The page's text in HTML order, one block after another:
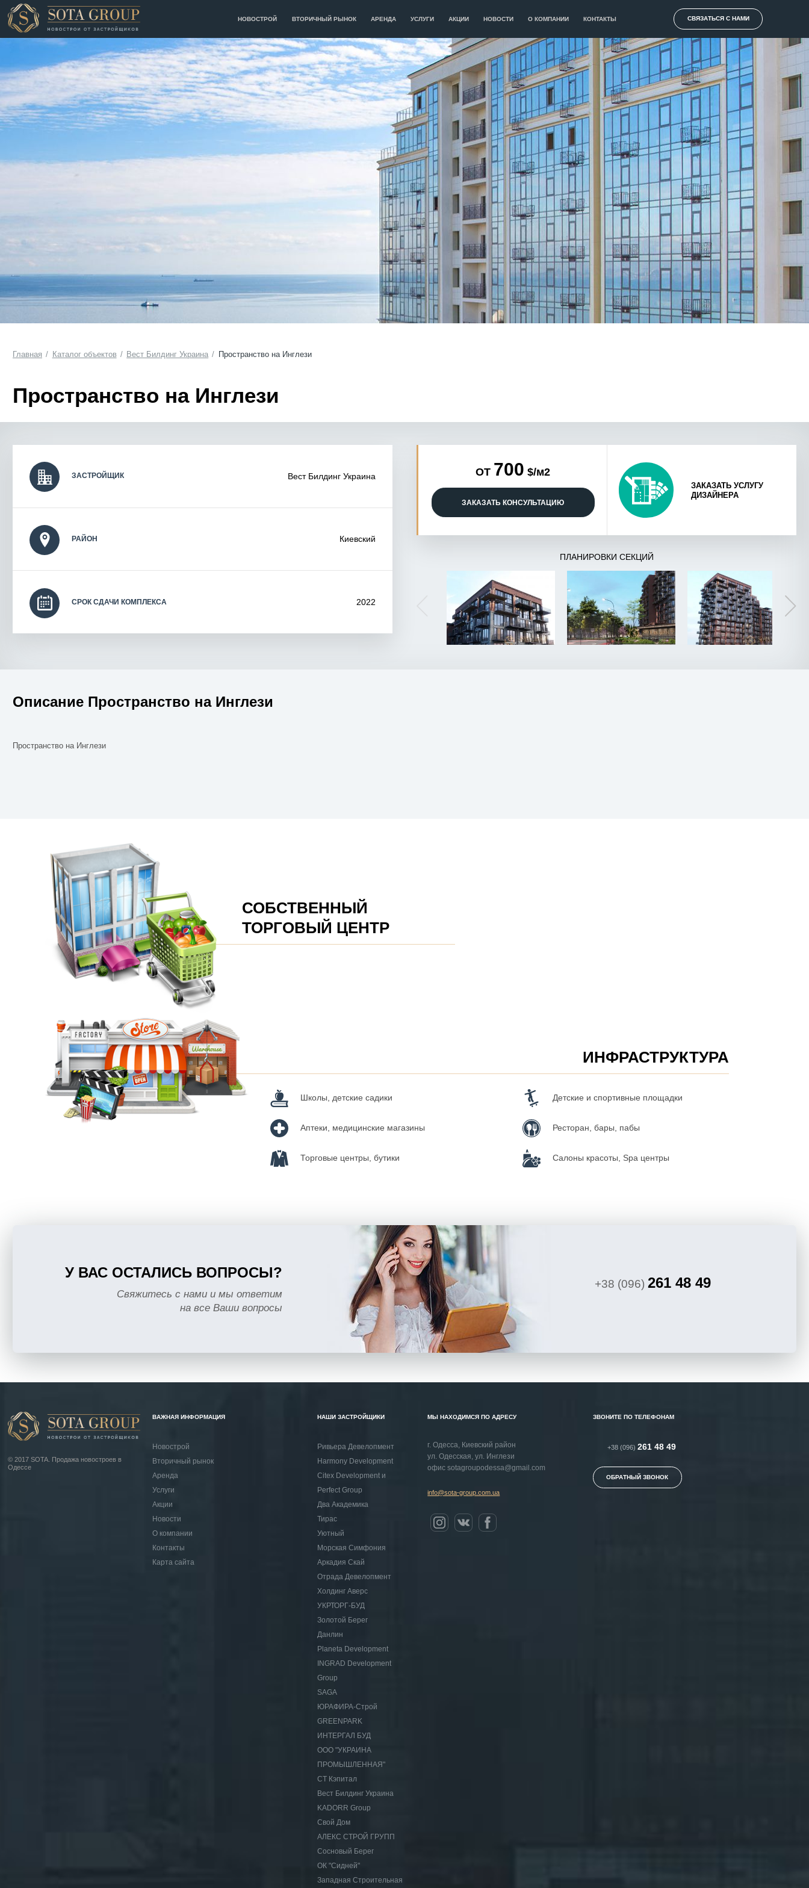
НОВОСТРОЙ ВТОРИЧНЫЙ РЫНОК АРЕНДА УСЛУГИ АКЦИИ НОВОСТИ О КОМПАНИИ КОНТАКТЫ СВЯЗАТЬСЯ С НАМИ
Главная Каталог объектов Вест Билдинг Украина Пространство на Инглези
Пространство на Инглези
ЗАСТРОЙЩИК Вест Билдинг Украина
РАЙОН Киевский
СРОК СДАЧИ КОМПЛЕКСА 2022
ОТ 700 $/м2
ЗАКАЗАТЬ КОНСУЛЬТАЦИЮ
ЗАКАЗАТЬ УСЛУГУ
ДИЗАЙНЕРА
ПЛАНИРОВКИ СЕКЦИЙ
Описание Пространство на Инглези
Пространство на Инглези
СОБСТВЕННЫЙ
ТОРГОВЫЙ ЦЕНТР
ИНФРАСТРУКТУРА
Школы, детские садики Детские и спортивные площадки
Аптеки, медицинские магазины Ресторан, бары, пабы
Торговые центры, бутики Салоны красоты, Spa центры
У ВАС ОСТАЛИСЬ ВОПРОСЫ?
Свяжитесь с нами и мы ответим
на все Ваши вопросы
+38 (096) 261 48 49
© 2017 SOTA. Продажа новостроев в
Одессе
ВАЖНАЯ ИНФОРМАЦИЯ
Новострой
Вторичный рынок
Аренда
Услуги
Акции
Новости
О компании
Контакты
Карта сайта
НАШИ ЗАСТРОЙЩИКИ
Ривьера Девелопмент
Harmony Development
Citex Development и
Perfect Group
Два Академика
Тирас
Уютный
Морская Симфония
Аркадия Скай
Отрада Девелопмент
Холдинг Аверс
УКРТОРГ-БУД
Золотой Берег
Данлин
Planeta Development
INGRAD Development
Group
SAGA
ЮРАФИРА-Строй
GREENPARK
ИНТЕРГАЛ БУД
ООО "УКРАИНА
ПРОМЫШЛЕННАЯ"
СТ Кэпитал
Вест Билдинг Украина
KADORR Group
Свой Дом
АЛЕКС СТРОЙ ГРУПП
Сосновый Берег
ОК "Сидней"
Западная Строительная
МЫ НАХОДИМСЯ ПО АДРЕСУ
г. Одесса, Киевский район
ул. Одесская, ул. Инглези
офисsotagroupodessa@gmail.com
info@sota-group.com.ua
ЗВОНИТЕ ПО ТЕЛЕФОНАМ
+38 (096)261 48 49
ОБРАТНЫЙ ЗВОНОК